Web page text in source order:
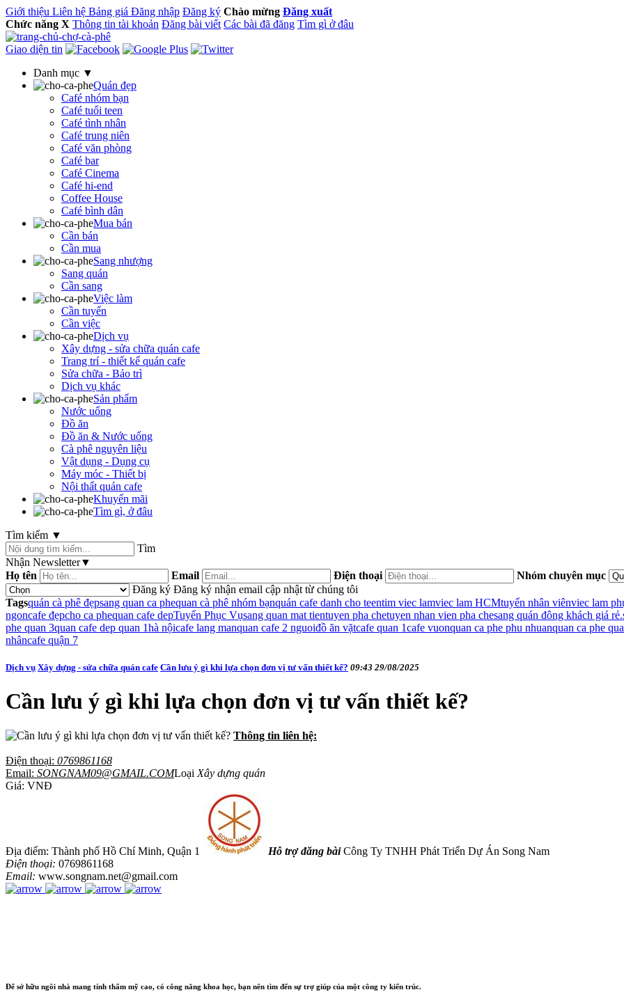
Giới thiệu Liên hệ Bảng giá Đăng nhập Đăng ký Chào mừng Đăng xuất
Chức năng X Thông tin tài khoản Đăng bài viết Các bài đã đăng Tìm gì ở đâu
Giao diện tin
Danh mục ▼
Quán đẹp
Café nhóm bạn
Café tuổi teen
Café tình nhân
Café trung niên
Café văn phòng
Café bar
Café Cinema
Café hi-end
Coffee House
Café bình dân
Mua bán
Cần bán
Cần mua
Sang nhượng
Sang quán
Cần sang
Việc làm
Cần tuyển
Cần việc
Dịch vụ
Xây dựng - sửa chữa quán cafe
Trang trí - thiết kế quán cafe
Sửa chữa - Bảo trì
Dịch vụ khác
Sản phẩm
Nước uống
Đồ ăn
Đồ ăn & Nước uống
Cà phê nguyên liệu
Vật dụng - Dụng cụ
Máy móc - Thiết bị
Nội thất quán cafe
Khuyến mãi
Tìm gì, ở đâu
Tìm kiếm ▼
Tìm
Nhận Newsletter▼
Họ tên
Email Điện thoại Nhóm chuyên mục
Đăng ký Đăng ký nhận email cập nhật từ chúng tôi
Tagsquán cà phê đẹpsang quan ca phequan cà phê nhóm bạnquán cafe danh cho teentim viec lamviec lam HCMtuyển nhân viênviec lam
ngoncafe đẹpcho ca phequan cafe depTuyển Phục Vụsang quan mat tientuyen pha chetuyen nhan vien pha chesang quán đông khách giá rẻ.
phe quan 3quan cafe dep quan 1hà nộicafe lang manquan cafe 2 nguoiđồ ăn vặtcafe quan 1cafe vuonquan ca phe phu nhuanquan ca phe
nhâncafe quận 7
Dịch vụ Xây dựng - sửa chữa quán cafe Cần lưu ý gì khi lựa chọn đơn vị tư vấn thiết kế? 09:43 29/08/2025
Cần lưu ý gì khi lựa chọn đơn vị tư vấn thiết kế?
Thông tin liên hệ:
Điện thoại: 0769861168
Email: SONGNAM09@GMAIL.COMLoại Xây dựng quán
Giá: VNĐ
Địa điểm: Thành phố Hồ Chí Minh, Quận 1 Hỗ trợ đăng bàiCông Ty TNHH Phát Triển Dự Án Song Nam
Điện thoại: 0769861168
Email: www.songnam.net@gmail.com
Để sở hữu ngôi nhà mang tính thẩm mỹ cao, có công năng khoa học, bạn nên tìm đến sự trợ giúp của một công ty kiến trúc.